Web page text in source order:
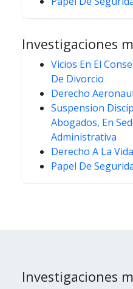
Investigaciones
Vicios En El
De Divorcio
Derecho
Suspension
Abogados, En
Administrativa
Derecho A La Vida
Papel De
Investigaciones